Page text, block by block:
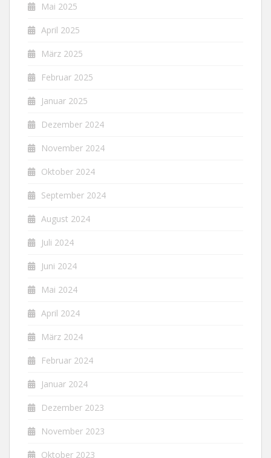
Mai 2025
April 2025
März 2025
Februar 2025
Januar 2025
Dezember 2024
November 2024
Oktober 2024
September 2024
August 2024
Juli 2024
Juni 2024
Mai 2024
April 2024
März 2024
Februar 2024
Januar 2024
Dezember 2023
November 2023
Oktober 2023